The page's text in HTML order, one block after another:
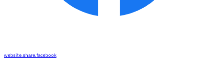
website.share.facebook